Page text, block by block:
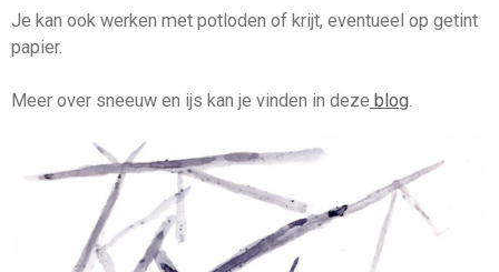
Je kan ook werken met potloden of krijt, eventueel op getint
papier.
Meer over sneeuw en ijs kan je vinden in deze blog.